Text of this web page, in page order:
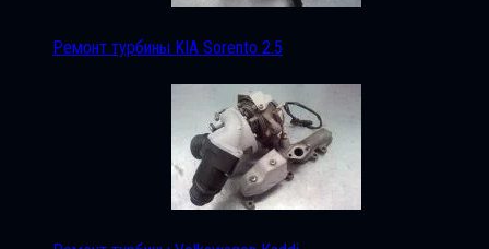
Ремонт турбины KIA Sorento 2.5